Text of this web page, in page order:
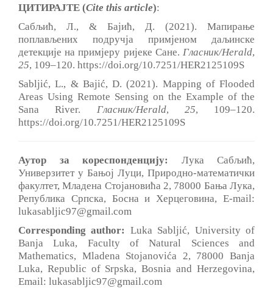
ЦИТИРАЈТЕ (Cite this article):
Сабљић, Л., & Бајић, Д. (2021). Мапирање
поплављених подручја примјеном даљинске
детекције на примјеру ријеке Сане. Гласник/Herald,
25, 109‒120. https://doi.org/10.7251/HER2125109S
Sabljić, L., & Bajić, D. (2021). Mapping of Flooded
Areas Using Remote Sensing on the Example of the
Sana River. Гласник/Herald, 25, 109‒120.
https://doi.org/10.7251/HER2125109S
Аутор за кореспонденцију:
Лука Сабљић,
Универзитет у Бањој Луци, Природно-математички
факултет, Младена Стојановића 2, 78000 Бања Лука,
Република Српска, Босна и Херцеговина, E-mail:
lukasabljic97@gmail.com
Corresponding author: Luka Sabljić, University of
Banja Luka, Faculty of Natural Sciences and
Mathematics, Mladena Stojanovića 2, 78000 Banja
Luka, Republic of Srpska, Bosnia and Herzegovina,
Email: lukasabljic97@gmail.com